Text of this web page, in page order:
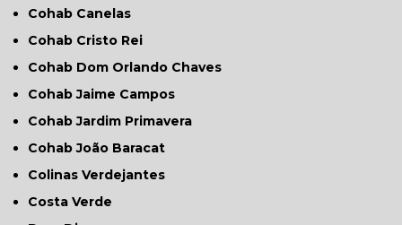
Cohab Canelas
Cohab Cristo Rei
Cohab Dom Orlando Chaves
Cohab Jaime Campos
Cohab Jardim Primavera
Cohab João Baracat
Colinas Verdejantes
Costa Verde